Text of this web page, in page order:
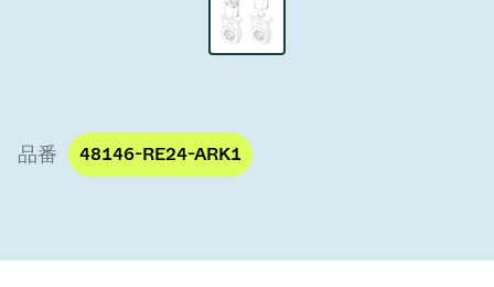
真空マルチバルブユニット
真空バルブ技術
品番 48146-RE24-ARK1